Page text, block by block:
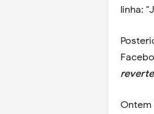
linha:
Ontem